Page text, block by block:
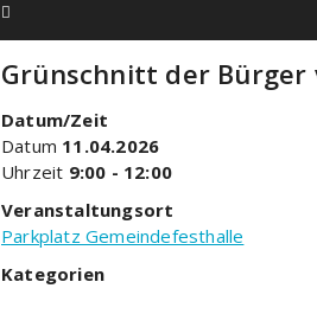
Grünschnitt der Bürger
Datum/Zeit
Datum 11.04.2026
Uhrzeit 9:00 - 12:00
Veranstaltungsort
Parkplatz Gemeindefesthalle
Kategorien